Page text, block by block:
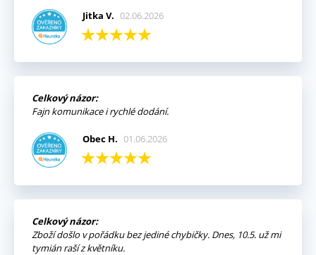
Jitka V. 02.06.2026
Celkový názor:
Fajn komunikace i rychlé dodání.
Obec H. 01.06.2026
Celkový názor:
Zboží došlo v pořádku bez jediné chybičky. Dnes, 10.5. už mi
tymián raší z květníku.